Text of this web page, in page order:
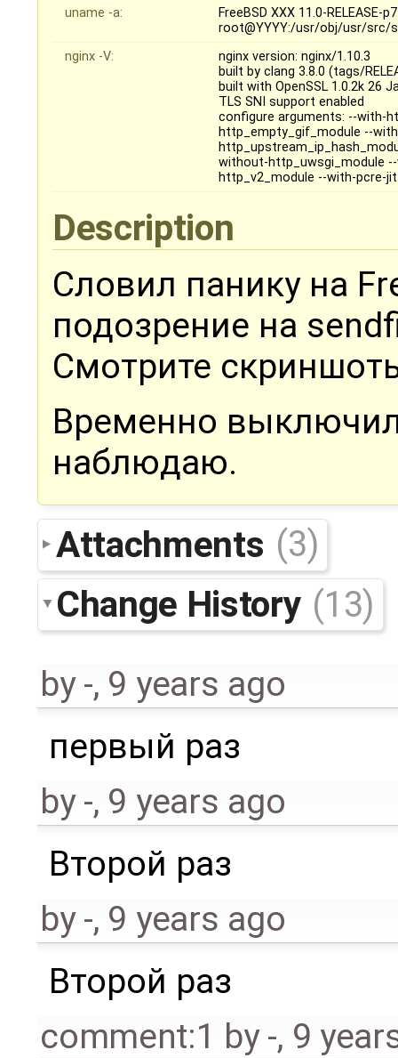
uname -a:
FreeBSD XXX 11.0-RELEASE-
root@YYYY:/usr/obj/usr/src/
nginx -V:
nginx version: nginx/1.10.3
built by clang 3.8.0 (tags/
built with OpenSSL 1.0.2k 26
TLS SNI support enabled
configure arguments: --with-
http_empty_gif_module --
without-http_uwsgi_module
http_v2_module --with-pcre-
Description
Словил панику на
подозрение на
Смотрите
Временно
наблюдаю.
Attachments (3)
Change History (13)
by-, 9 years ago
первый раз
by-, 9 years ago
Второй раз
by-, 9 years ago
Второй раз
comment:1 by-, 9